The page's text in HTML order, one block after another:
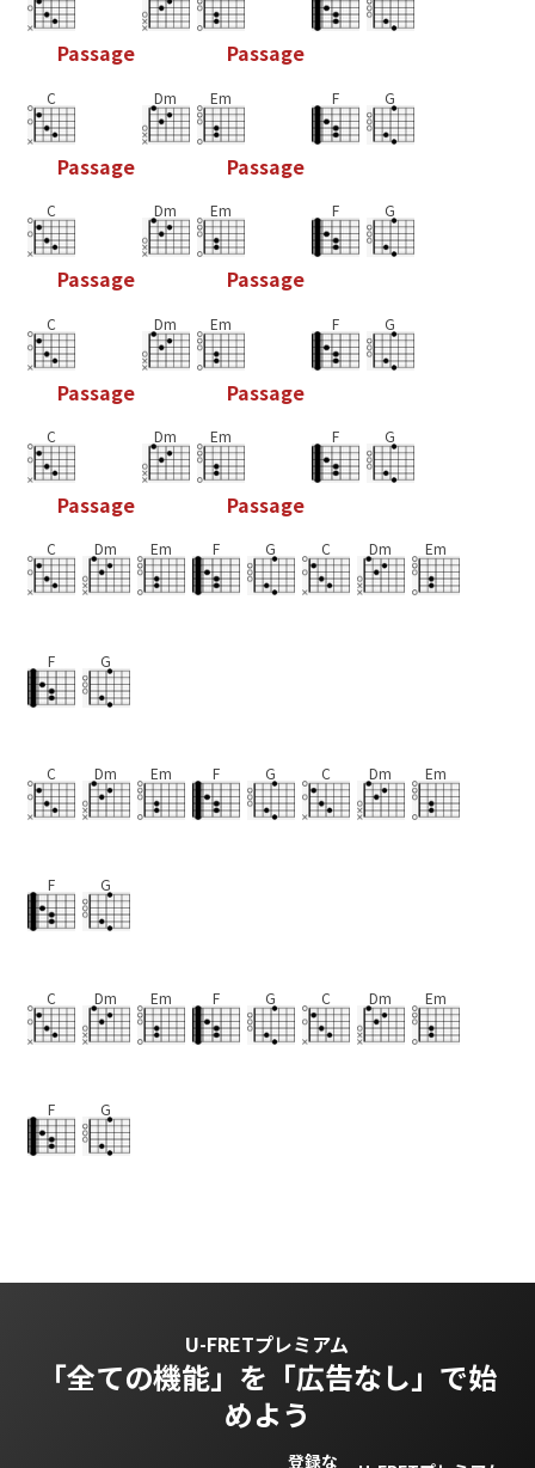
Passage Passage
C
Passage
Dm Em
Passage
F G
C
Passage
Dm Em
Passage
F G
C
Passage
Dm Em
Passage
F G
C
Passage
Dm Em
Passage
F G
C Dm Em F G C Dm Em
F G
C Dm Em F G C Dm Em
F G
C Dm Em F G C Dm Em
F G
U-FRETプレミアム
「全ての機能」を 「広告なし」で始
めよう
登録な